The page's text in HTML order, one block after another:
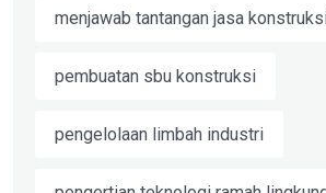
menjawab tantangan jasa
pembuatan sbu konstruksi
pengelolaan limbah industri